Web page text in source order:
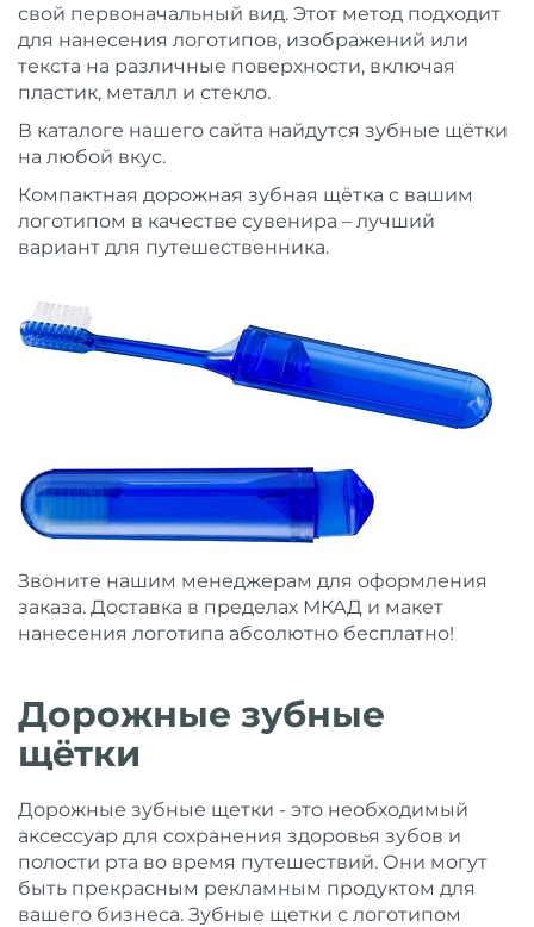
свой первоначальный вид. Этот метод подходит
для нанесения логотипов, изображений или
текста на различные поверхности, включая
пластик, металл и стекло.
В каталоге нашего сайта найдутся зубные щётки
на любой вкус.
Компактная дорожная зубная щётка с вашим
логотипом в качестве сувенира – лучший
вариант для путешественника.
Звоните нашим менеджерам для оформления
заказа. Доставка в пределах МКАД и макет
нанесения логотипа абсолютно бесплатно!
Дорожные зубные
щётки
Дорожные зубные щетки - это необходимый
аксессуар для сохранения здоровья зубов и
полости рта во время путешествий. Они могут
быть прекрасным рекламным продуктом для
вашего бизнеса. Зубные щетки с логотипом